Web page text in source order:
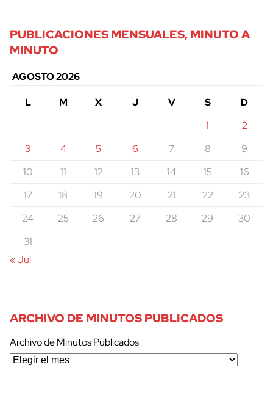
PUBLICACIONES MENSUALES, MINUTO A
MINUTO
AGOSTO 2026
L
M X J V S
D
1
2
3
4 5 6 7 8
9
10
11 12 13 14 15
16
17
18 19 20 21 22
23
24
25 26 27 28 29
30
31
« Jul
ARCHIVO DE MINUTOS PUBLICADOS
Archivo de Minutos Publicados